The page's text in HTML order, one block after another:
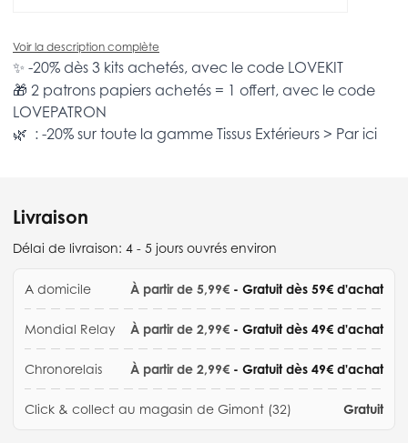
Voir la description complète
✨ -20% dès 3 kits achetés, avec le code LOVEKIT
🎁 2 patrons papiers achetés = 1 offert, avec le code
LOVEPATRON
🌿 : -20% sur toute la gamme Tissus Extérieurs > Par ici
Livraison
Délai de livraison: 4 - 5 jours ouvrés environ
A domicile À partir de 5,99€ - Gratuit dès 59€ d'achat
Mondial Relay À partir de 2,99€ - Gratuit dès 49€ d'achat
Chronorelais À partir de 2,99€ - Gratuit dès 49€ d'achat
Click & collect au magasin de Gimont (32) Gratuit